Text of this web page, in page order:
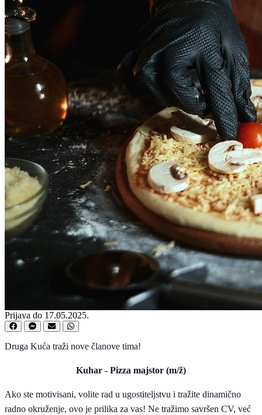
Prijava do 17.05.2025.
Druga Kuća traži nove članove tima!
Kuhar - Pizza majstor (m/ž)
Ako ste motivisani, volite rad u ugostiteljstvu i tražite dinamično
radno okruženje, ovo je prilika za vas! Ne tražimo savršen CV, već